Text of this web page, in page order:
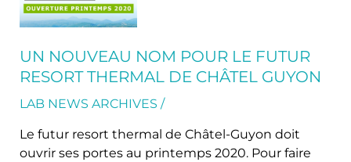
UN NOUVEAU NOM POUR LE FUTUR
RESORT THERMAL DE CHÂTEL GUYON
LAB NEWS ARCHIVES /
Le futur resort thermal de Châtel-Guyon doit
ouvrir ses portes au printemps 2020. Pour faire
pour
le
futur
resort
thermal
de
Guyon